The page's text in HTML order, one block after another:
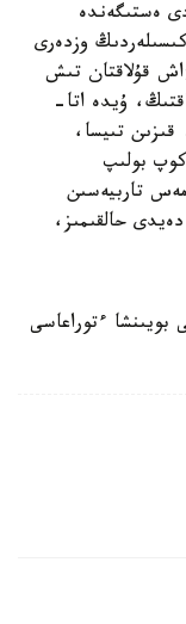
ەستىگەندە
وزدەرى
قۇلاقتان تىش
ۇيدە اتا-
تىيسا،
بولىپ
تاربيەسىن
حالقىمىز،
بويىنشا ءتوراعاسى